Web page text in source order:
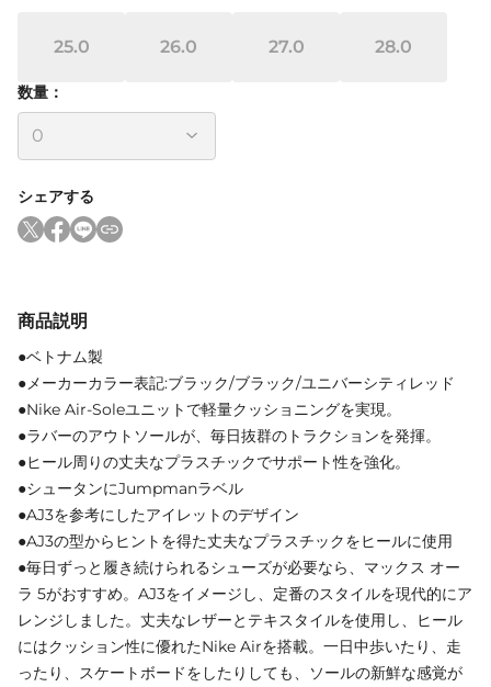
25.0 26.0 27.0 28.0
数量：
シェアする
商品説明
●ベトナム製
●メーカーカラー表記:ブラック/ブラック/ユニバーシティレッド
●Nike Air-Soleユニットで軽量クッショニングを実現。
●ラバーのアウトソールが、毎日抜群のトラクションを発揮。
●ヒール周りの丈夫なプラスチックでサポート性を強化。
●シュータンにJumpmanラベル
●AJ3を参考にしたアイレットのデザイン
●AJ3の型からヒントを得た丈夫なプラスチックをヒールに使用
●毎日ずっと履き続けられるシューズが必要なら、マックス オー
ラ 5がおすすめ。AJ3をイメージし、定番のスタイルを現代的にア
レンジしました。丈夫なレザーとテキスタイルを使用し、ヒール
にはクッション性に優れたNike Airを搭載。一日中歩いたり、走
ったり、スケートボードをしたりしても、ソールの新鮮な感覚が